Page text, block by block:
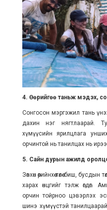
4. Өөрийгөө таньж мэдэх,
Сонгосон мэргэжил тань
дахин нэг нягтлаарай.
хүмүүсийн ярилцлага
орчинтой нь танилцах нь
5. Сайн дурын ажилд
Зөвхөн өөрийнхөө төлөө биш,
харах өнцгийг тэлж өгдөг.
орчин тойрноо цэвэрлэх
шинэ хүмүүстэй